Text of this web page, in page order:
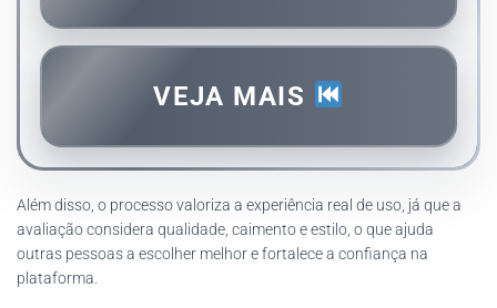
VEJA MAIS
Além disso, o processo valoriza a experiência real de uso, já que a
avaliação considera qualidade, caimento e estilo, o que ajuda
outras pessoas a escolher melhor e fortalece a confiança na
plataforma.